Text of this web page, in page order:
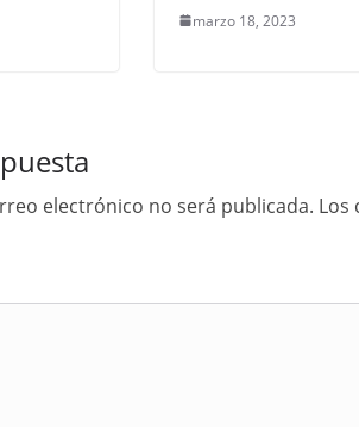
marzo 18, 2023
electrónico no será publicada. Los